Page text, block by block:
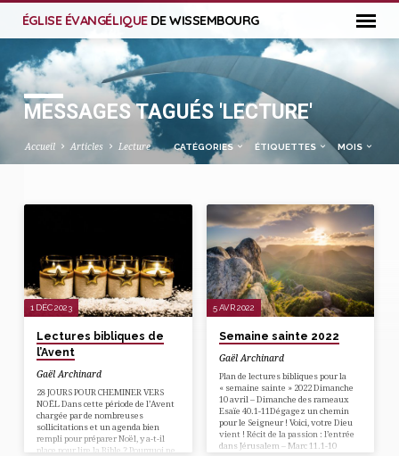
ÉGLISE ÉVANGÉLIQUE DE WISSEMBOURG
MESSAGES TAGUÉS 'LECTURE'
Accueil Articles Lecture CATÉGORIES ÉTIQUETTES MOIS
TAGUÉS
'LECTURE'
1 DÉC 2023
Lectures bibliques de
l’Avent
Gaël Archinard
28 JOURS POUR CHEMINER VERS
NOËL Dans cette période de l’Avent
chargée par de nombreuses
sollicitations et un agenda bien
rempli pour préparer Noël, y a-t-il
place pour lire la Bible ? Pourquoi ne
5 AVR 2022
Semaine sainte 2022
Gaël Archinard
Plan de lectures bibliques pour la
« semaine sainte » 2022 Dimanche
10 avril – Dimanche des rameaux
Esaïe 40.1-11Dégagez un chemin
pour le Seigneur ! Voici, votre Dieu
vient ! Récit de la passion : l’entrée
dans Jérusalem – Marc 11.1-10